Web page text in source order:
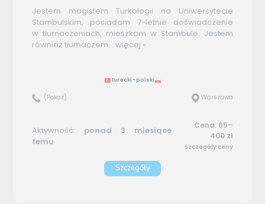
Jestem magistem Turkologii na Uniwersytecie
Stambulskim, posiadam 7-letnie doświadczenie
w tłumaczeniach, mieszkam w Stambule. Jestem
również tłumaczem... więcej »
turecki–polski
(Pokaż) Warszawa
Aktywność: ponad 3 miesiące
temu
Cena: 85–
400 zł
Szczegóły ceny
Szczegóły